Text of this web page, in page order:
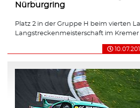
Nürburgring
Platz 2 in der Gruppe H beim vierten
Langstreckenmeisterschaft im Kremer